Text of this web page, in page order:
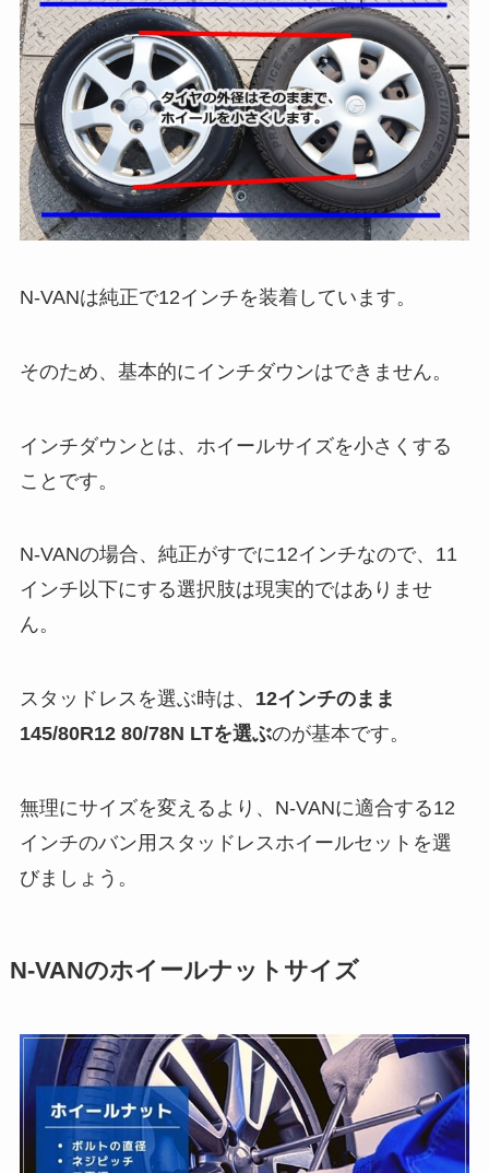
N-VANは純正で12インチを装着しています。
そのため、基本的にインチダウンはできません。
インチダウンとは、ホイールサイズを小さくする
ことです。
N-VANの場合、純正がすでに12インチなので、11
インチ以下にする選択肢は現実的ではありませ
ん。
スタッドレスを選ぶ時は、 12インチのまま
145/80R12 80/78N LTを選ぶのが基本です。
無理にサイズを変えるより、N-VANに適合する12
インチのバン用スタッドレスホイールセットを選
びましょう。
N-VANのホイールナットサイズ